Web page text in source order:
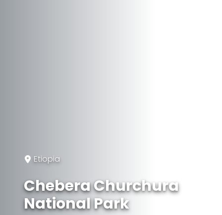
Etiopia
Chebera Churchura
National Park